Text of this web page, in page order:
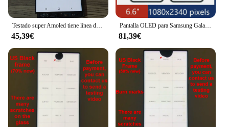
45,39€
Pantalla OLED para Samsung Galaxy S22 Plus, montaje de pantalla táctil LCD para Samsung S22 + S906B S906U S906W S906N S906E
81,39€